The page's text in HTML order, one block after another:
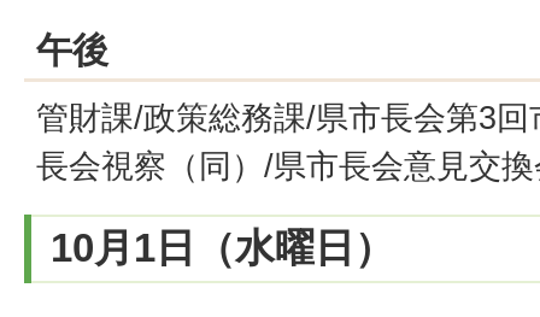
午後
管財課/政策総務課/県市長会第3
長会視察（同）/県市長会意見交
10月1日（水曜日）